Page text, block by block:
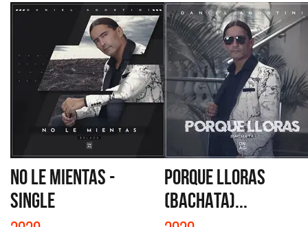
NO LE MIENTAS -
SINGLE
PORQUE LLORAS
(BACHATA)...